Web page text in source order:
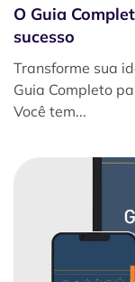
O Guia
sucesso
Transforme sua
Guia Completo
Você tem...